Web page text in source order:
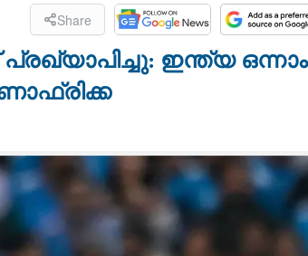
Share
ഇന്ത്യ ഒന്നാം